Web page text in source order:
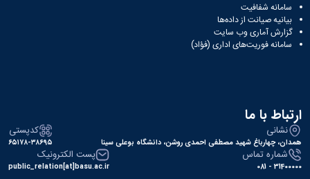
همایش‌ها
انتشارات
دانشگاه
نشر
فصلنامه
معاونت
پژوهش
و
فناوری
سامانه شفافیت
بیانیه صیانت از داده‌ها
گزارش آماری وب‌ سایت
سامانه فوریت‌های اداری (فؤاد)
ارتباط با ما
نشانی
همدان، چهارباغ شهید مصطفی احمدی روشن، دانشگاه بوعلی سینا
کدپستی
۶۵۱۷۸-۳۸۶۹۵
شماره تماس
31400000 - 081
پست الکترونیک
public_relation[at]basu.ac.ir